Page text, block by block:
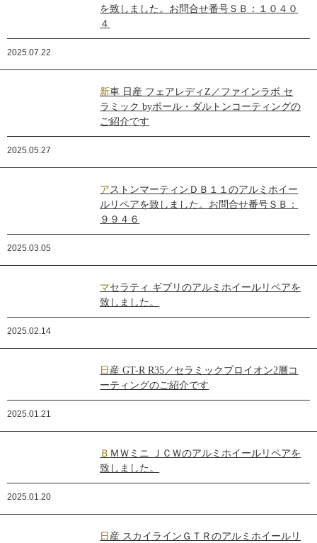
を致しました。お問合せ番号ＳＢ：１０４０
４
2025.07.22
新車 日産 フェアレディZ／ファインラボ セ
ラミック byポール・ダルトンコーティングの
ご紹介です
2025.05.27
アストンマーティンＤＢ１１のアルミホイー
ルリペアを致しました。お問合せ番号ＳＢ：
９９４６
2025.03.05
マセラティ ギブリのアルミホイールリペアを
致しました。
2025.02.14
日産 GT-R R35／セラミックプロイオン2層コ
ーティングのご紹介です
2025.01.21
ＢＭＷミニ ＪＣＷのアルミホイールリペアを
致しました。
2025.01.20
日産 スカイラインＧＴＲのアルミホイールリ